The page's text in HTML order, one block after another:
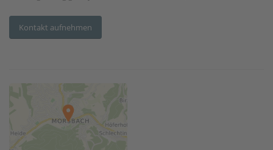
Kontakt aufnehmen